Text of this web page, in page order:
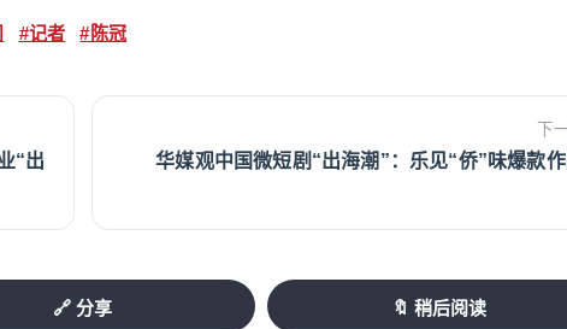
#记者 #陈冠
“出
下
华媒观中国微短剧“出海潮”：乐见“侨”味爆款
🔗 分享 🔖 稍后阅读